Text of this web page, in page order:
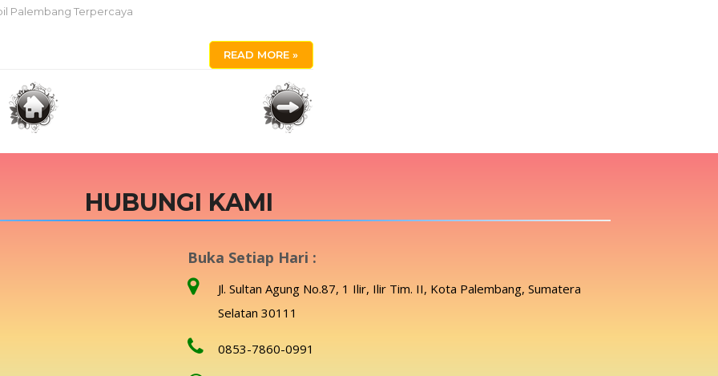
Palembang Terpercaya
READ MORE »
HUBUNGI KAMI
Buka Setiap Hari :
Jl. Sultan Agung No.87, 1 Ilir, Ilir Tim. II, Kota Palembang, Sumatera
Selatan 30111
0853-7860-0991